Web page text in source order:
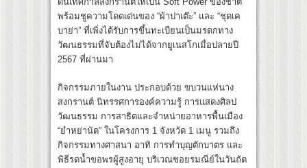
พร้อมชูความโดดเด่นของ “ผ้าปาเต๊ะ” และ “ชุดเค
บาย่า” ที่เพิ่งได้รับการขึ้นทะเบียนเป็นมรดกทาง
วัฒนธรรมที่จับต้องไม่ได้จากยูเนสโกเมื่อปลายปี
2567 ที่ผ่านมา
กิจกรรมภายในงาน ประกอบด้วย ขบวนแห่นาง
สงกรานต์ นิทรรศการองค์ความรู้ การแสดงศิลป
วัฒนธรรม การสาธิตและจำหน่ายอาหารพื้นเมือง
“ยำหย่านัด” ในโครงการ 1 จังหวัด 1 เมนู รวมถึง
กิจกรรมทางศาสนา อาทิ การทำบุญตักบาตร และ
พิธีรดน้ำขอพรผู้สูงอายุ บริเวณซอยรมณีย์ในวันถัด